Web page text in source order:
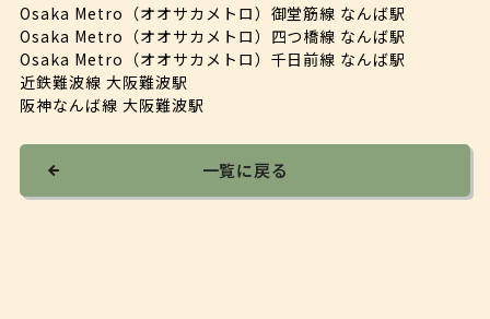
Osaka Metro（オオサカメトロ）御堂筋線 なんば駅
Osaka Metro（オオサカメトロ）四つ橋線 なんば駅
Osaka Metro（オオサカメトロ）千日前線 なんば駅
近鉄難波線 大阪難波駅
阪神なんば線 大阪難波駅
一覧に戻る